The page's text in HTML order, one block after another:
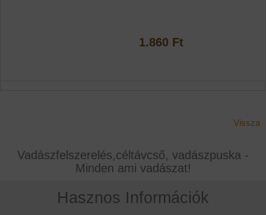
1.860 Ft
Vissza
Vadászfelszerelés,céltávcső, vadászpuska -
Minden ami vadászat!
Hasznos Információk